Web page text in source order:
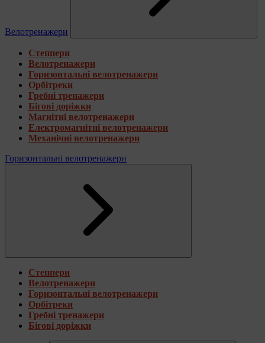
Велотренажери
Степпери
Велотренажери
Горизонтальні велотренажери
Орбітреки
Гребні тренажери
Бігові доріжки
Магнітні велотренажери
Електромагнітні велотренажери
Механічні велотренажери
Горизонтальні велотренажери
Степпери
Велотренажери
Горизонтальні велотренажери
Орбітреки
Гребні тренажери
Бігові доріжки